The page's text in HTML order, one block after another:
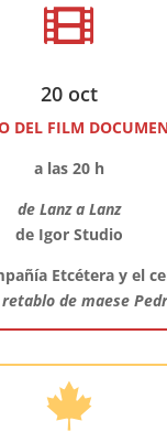

20 oct
DEL FILM
a las 20 h
de Lanz a Lanz
de Igor Studio
Etcétera y el
retablo de maese
